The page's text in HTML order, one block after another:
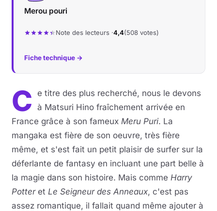
Merou pouri
Note des lecteurs ·4,4(508 votes)
Fiche technique →
C
e titre des plus recherché, nous le devons
à Matsuri Hino fraîchement arrivée en
France grâce à son fameux Meru Puri. La
mangaka est fière de son oeuvre, très fière
même, et s'est fait un petit plaisir de surfer sur la
déferlante de fantasy en incluant une part belle à
la magie dans son histoire. Mais comme Harry
Potteret Le Seigneur des Anneaux, c'est pas
assez romantique, il fallait quand même ajouter à